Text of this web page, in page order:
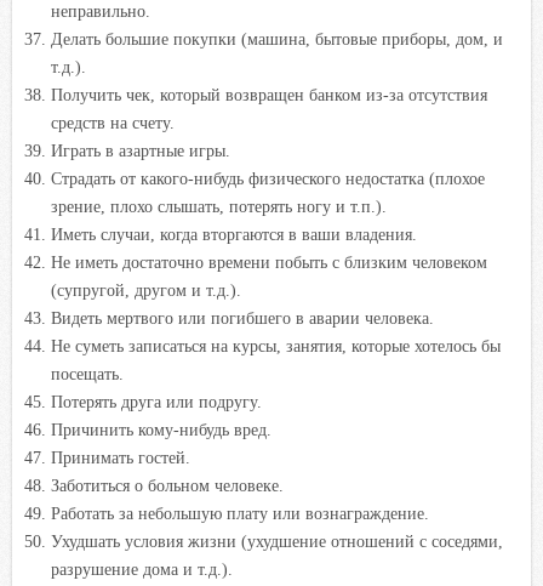
неправильно.
Делать большие покупки (машина, бытовые приборы, дом, и
т.д.).
Получить чек, который возвращен банком из-за отсутствия
средств на счету.
Играть в азартные игры.
Страдать от какого-нибудь физического недостатка (плохое
зрение, плохо слышать, потерять ногу и т.п.).
Иметь случаи, когда вторгаются в ваши владения.
Не иметь достаточно времени побыть с близким человеком
(супругой, другом и т.д.).
Видеть мертвого или погибшего в аварии человека.
Не суметь записаться на курсы, занятия, которые хотелось бы
посещать.
Потерять друга или подругу.
Причинить кому-нибудь вред.
Принимать гостей.
Заботиться о больном человеке.
Работать за небольшую плату или вознаграждение.
Ухудшать условия жизни (ухудшение отношений с соседями,
разрушение дома и т.д.).